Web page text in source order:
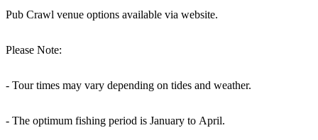
Pub Crawl venue options available via website.
Please Note:
- Tour times may vary depending on tides and weather.
- The optimum fishing period is January to April.